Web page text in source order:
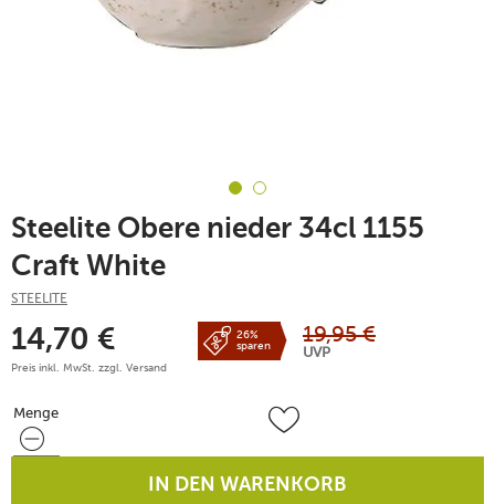
Steelite Obere nieder 34cl 1155
Craft White
STEELITE
14,70 €
Preis inkl. MwSt. zzgl. Versand
26%
sparen
19,95 €
UVP
Menge
Menge
IN DEN WARENKORB